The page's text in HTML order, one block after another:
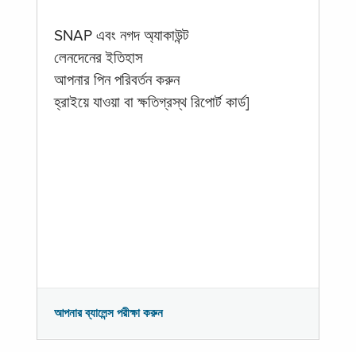
SNAP এবং নগদ অ্যাকাউন্ট
লেনদেনের ইতিহাস
আপনার পিন পরিবর্তন করুন
হ্রাইয়ে যাওয়া বা ক্ষতিগ্রস্থ রিপোর্ট কার্ড]
আপনার ব্যালেন্স পরীক্ষা করুন